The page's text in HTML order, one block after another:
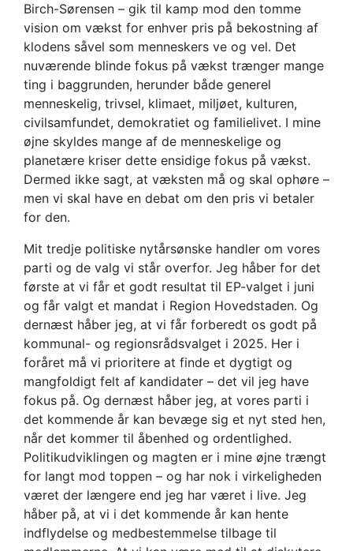
Birch-Sørensen – gik til kamp mod den tomme
vision om vækst for enhver pris på bekostning af
klodens såvel som menneskers ve og vel. Det
nuværende blinde fokus på vækst trænger mange
ting i baggrunden, herunder både generel
menneskelig, trivsel, klimaet, miljøet, kulturen,
civilsamfundet, demokratiet og familielivet. I mine
øjne skyldes mange af de menneskelige og
planetære kriser dette ensidige fokus på vækst.
Dermed ikke sagt, at væksten må og skal ophøre –
men vi skal have en debat om den pris vi betaler
for den.
Mit tredje politiske nytårsønske handler om vores
parti og de valg vi står overfor. Jeg håber for det
første at vi får et godt resultat til EP-valget i juni
og får valgt et mandat i Region Hovedstaden. Og
dernæst håber jeg, at vi får forberedt os godt på
kommunal- og regionsrådsvalget i 2025. Her i
foråret må vi prioritere at finde et dygtigt og
mangfoldigt felt af kandidater – det vil jeg have
fokus på. Og dernæst håber jeg, at vores parti i
det kommende år kan bevæge sig et nyt sted hen,
når det kommer til åbenhed og ordentlighed.
Politikudviklingen og magten er i mine øjne trængt
for langt mod toppen – og har nok i virkeligheden
været der længere end jeg har været i live. Jeg
håber på, at vi i det kommende år kan hente
indflydelse og medbestemmelse tilbage til